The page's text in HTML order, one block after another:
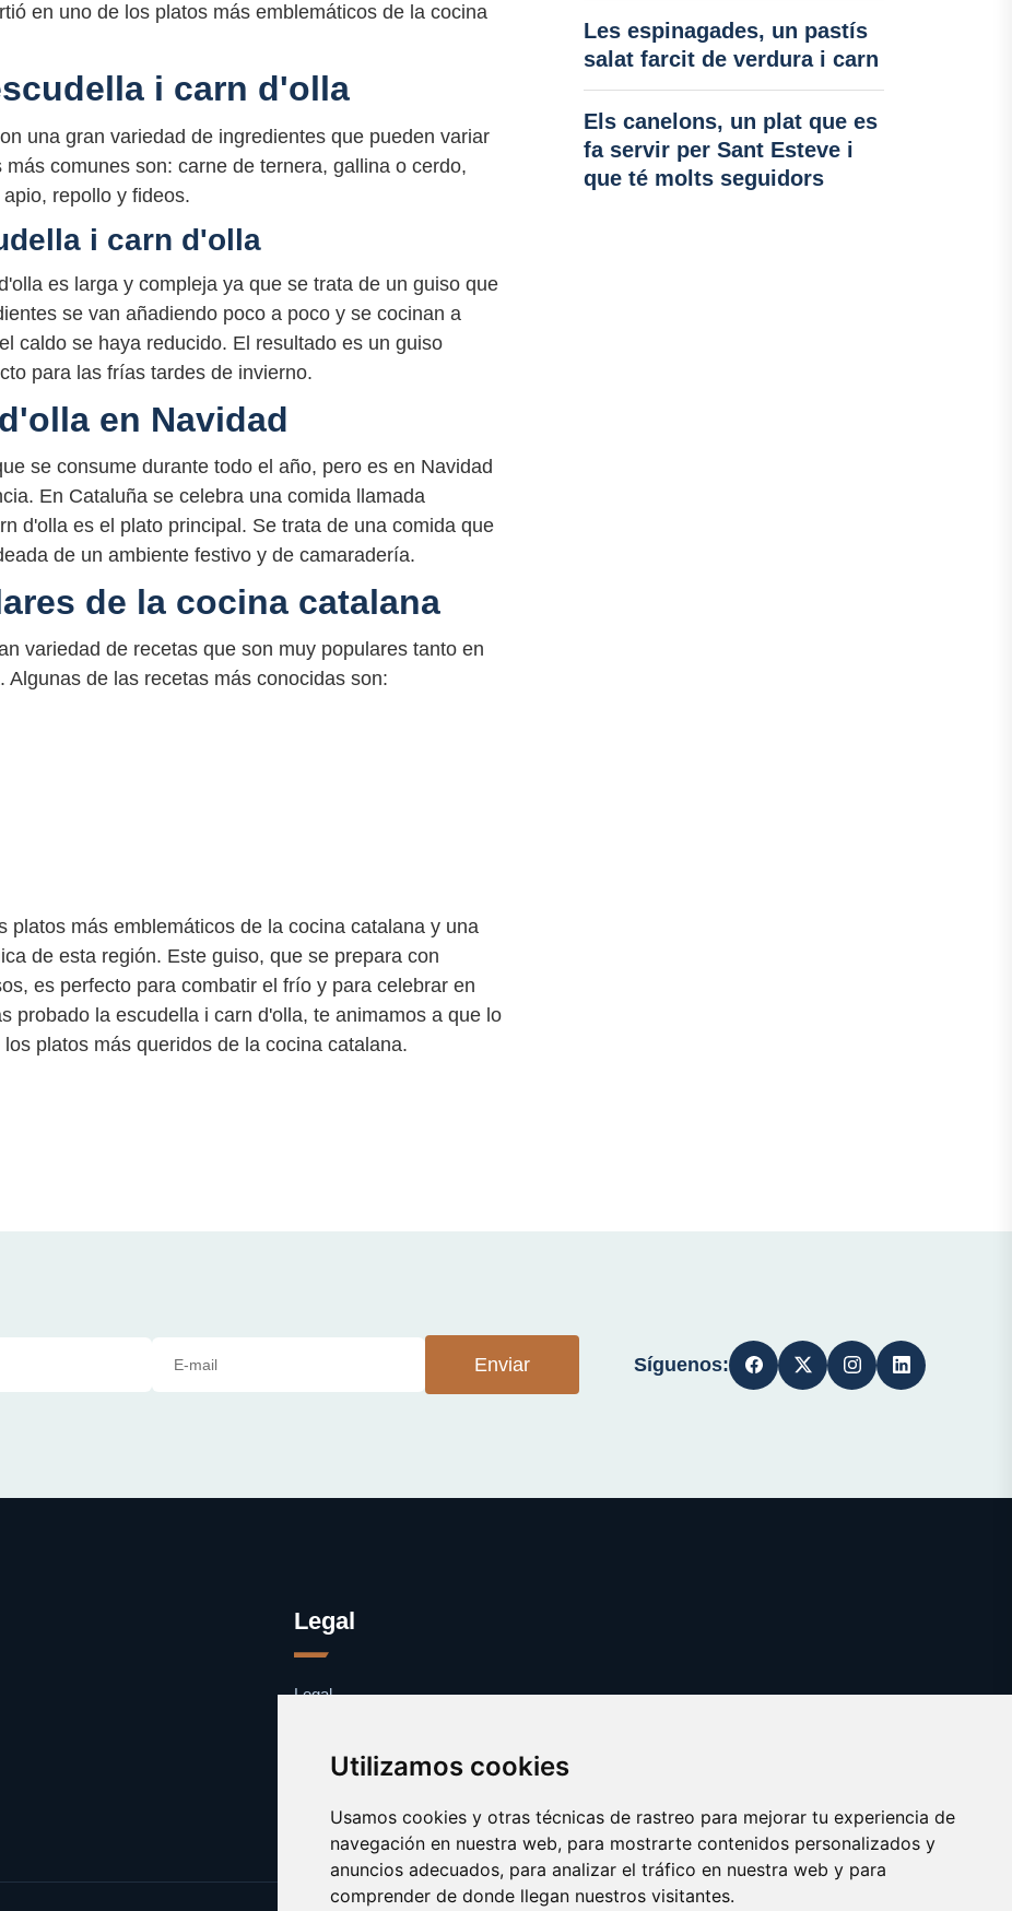
Utilizamos cookies
Usamos cookies y otras técnicas de rastreo para mejorar tu experiencia de
navegación en nuestra web, para mostrarte contenidos personalizados y
anuncios adecuados, para analizar el tráfico en nuestra web y para
comprender de donde llegan nuestros visitantes.
en uno de los platos más emblemáticos de la cocina
i carn d'olla
una gran variedad de ingredientes que pueden variar
comunes son: carne de ternera, gallina o cerdo,
repollo y fideos.
i carn d'olla
es larga y compleja ya que se trata de un guiso que
se van añadiendo poco a poco y se cocinan a
caldo se haya reducido. El resultado es un guiso
para las frías tardes de invierno.
en Navidad
se consume durante todo el año, pero es en Navidad
En Cataluña se celebra una comida llamada
d'olla es el plato principal. Se trata de una comida que
de un ambiente festivo y de camaradería.
de la cocina catalana
variedad de recetas que son muy populares tanto en
de las recetas más conocidas son:
platos más emblemáticos de la cocina catalana y una
de esta región. Este guiso, que se prepara con
es perfecto para combatir el frío y para celebrar en
probado la escudella i carn d'olla, te animamos a que lo
platos más queridos de la cocina catalana.
Les espinagades, un pastís
salat farcit de verdura i carn
Els canelons, un plat que es
fa servir per Sant Esteve i
que té molts seguidors
Enviar Síguenos:
Legal
Legal
Contacto